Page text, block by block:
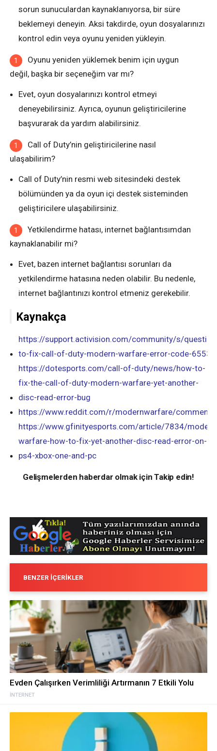
sorun sunuculardan kaynaklanıyorsa, bir süre
beklemeyi deneyin. Aksi takdirde, oyun dosyalarınızı
kontrol edin veya oyunu yeniden yükleyin.
Oyunu yeniden yüklemek benim için uygun
değil, başka bir seçeneğim var mı?
Evet, oyun dosyalarınızı kontrol etmeyi
deneyebilirsiniz. Ayrıca, oyunun geliştiricilerine
başvurarak da yardım alabilirsiniz.
Call of Duty’nin geliştiricilerine nasıl
ulaşabilirim?
Call of Duty’nin resmi web sitesindeki destek
bölümünden ya da oyun içi destek sisteminden
geliştiricilere ulaşabilirsiniz.
Yetkilendirme hatası, internet bağlantısımdan
kaynaklanabilir mi?
Evet, bazen internet bağlantısı sorunları da
yetkilendirme hatasına neden olabilir. Bu nedenle,
internet bağlantınızı kontrol etmeniz gerekebilir.
Kaynakça
https://support.activision.com/community/s/
to-fix-call-of-duty-modern-warfare-error-code-65538
https://dotesports.com/call-of-duty/news/how-to-
fix-the-call-of-duty-modern-warfare-yet-another-
disc-read-error-bug
https://www.reddit.com/r/modernwarfare/
https://www.gfinityesports.com/article/7834/
warfare-how-to-fix-yet-another-disc-read-error-on-
ps4-xbox-one-and-pc
Gelişmelerden haberdar olmak için Takip edin!
BENZER İÇERIKLER
İNTERNET
Evden Çalışırken Verimliliği Artırmanın 7 Etkili Yolu